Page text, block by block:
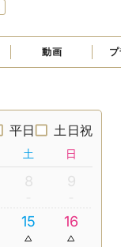
動画
平日 土日祝
土 日
8 9
15 16